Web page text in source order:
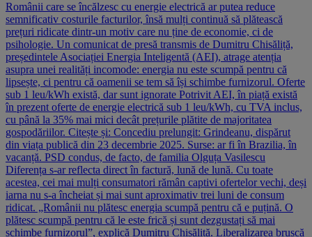
Românii care se încălzesc cu energie electrică ar putea reduce
semnificativ costurile facturilor, însă mulți continuă să plătească
prețuri ridicate dintr-un motiv care nu ține de economie, ci de
psihologie. Un comunicat de presă transmis de Dumitru Chisăliță,
președintele Asociației Energia Inteligentă (AEI), atrage atenția
asupra unei realități incomode: energia nu este scumpă pentru că
lipsește, ci pentru că oamenii se tem să își schimbe furnizorul. Oferte
sub 1 leu/kWh există, dar sunt ignorate Potrivit AEI, în piață există
în prezent oferte de energie electrică sub 1 leu/kWh, cu TVA inclus,
cu până la 35% mai mici decât prețurile plătite de majoritatea
gospodăriilor. Citește și: Concediu prelungit: Grindeanu, dispărut
din viața publică din 23 decembrie 2025. Surse: ar fi în Brazilia, în
vacanță. PSD condus, de facto, de familia Olguța Vasilescu
Diferența s-ar reflecta direct în factură, lună de lună. Cu toate
acestea, cei mai mulți consumatori rămân captivi ofertelor vechi, deși
iarna nu s-a încheiat și mai sunt aproximativ trei luni de consum
ridicat. „Românii nu plătesc energia scumpă pentru că e puțină. O
plătesc scumpă pentru că le este frică și sunt dezgustați să mai
schimbe furnizorul”, explică Dumitru Chisăliță. Liberalizarea bruscă